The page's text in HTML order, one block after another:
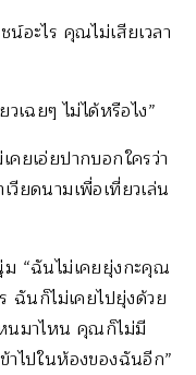
อะไร คุณไม่เสียเวลา
เฉยๆ ไม่ได้หรือไง”
ยเอ่ยปากบอกใครว่า
ยดนามเพื่อเที่ยวเล่น
“ฉันไม่เคยยุ่งกะคุณ
ฉันก็ไม่เคยไปยุ่งด้วย
นมาไหน คุณก็ไม่มี
าไปในห้องของฉันอีก”